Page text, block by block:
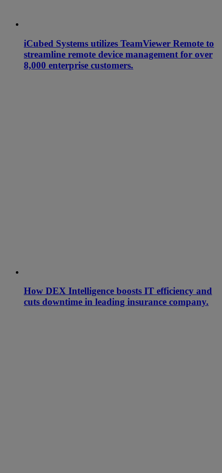
iCubed Systems utilizes TeamViewer Remote to
streamline remote device management for over
8,000 enterprise customers.
How DEX Intelligence boosts IT efficiency and
cuts downtime in leading insurance company.